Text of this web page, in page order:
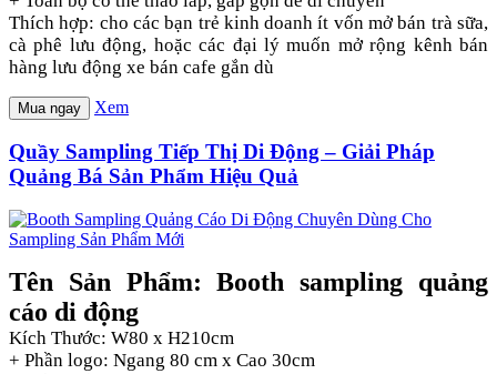
Thích hợp: cho các bạn trẻ kinh doanh ít vốn mở bán trà sữa,
cà phê lưu động, hoặc các đại lý muốn mở rộng kênh bán
hàng lưu động xe bán cafe gắn dù
Mua ngay Xem
Quầy Sampling Tiếp Thị Di Động – Giải Pháp
Quảng Bá Sản Phẩm Hiệu Quả
Tên Sản Phẩm: Booth sampling quảng
cáo di động
Kích Thước: W80 x H210cm
+ Phần logo: Ngang 80 cm x Cao 30cm